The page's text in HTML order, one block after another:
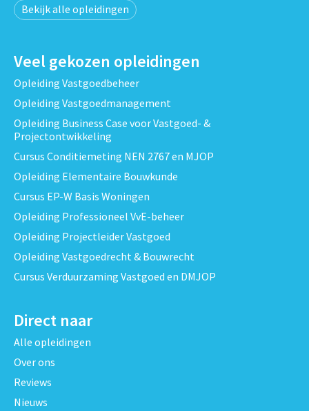
Bekijk alle opleidingen
Veel gekozen opleidingen
Opleiding Vastgoedbeheer
Opleiding Vastgoedmanagement
Opleiding Business Case voor Vastgoed- &
Projectontwikkeling
Cursus Conditiemeting NEN 2767 en MJOP
Opleiding Elementaire Bouwkunde
Cursus EP-W Basis Woningen
Opleiding Professioneel VvE-beheer
Opleiding Projectleider Vastgoed
Opleiding Vastgoedrecht & Bouwrecht
Cursus Verduurzaming Vastgoed en DMJOP
Direct naar
Alle opleidingen
Over ons
Reviews
Nieuws